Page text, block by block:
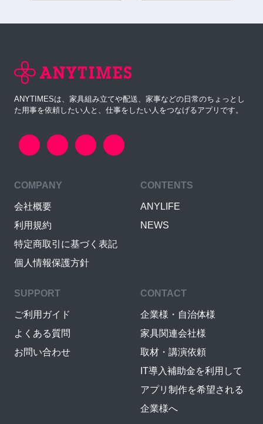
ANYTIMESは、家具組み立てや配送、家事などの日常のちょっとし
た用事を依頼したい人と、仕事をしたい人をつなげるアプリです。
COMPANY
会社概要
利用規約
特定商取引に基づく表記
個人情報保護方針
CONTENTS
ANYLIFE
NEWS
SUPPORT
ご利用ガイド
よくある質問
お問い合わせ
CONTACT
企業様・自治体様
家具関連会社様
取材・講演依頼
IT導入補助金を利用して
アプリ制作を希望される
企業様へ